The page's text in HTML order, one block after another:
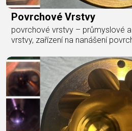
Povrchové Vrstvy
povrchové vrstvy – průmyslové
vrstvy, zařízení na nanášení